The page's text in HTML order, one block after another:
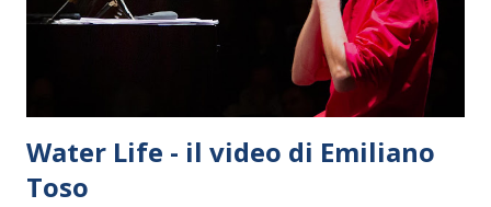
Water Life - il video di Emiliano
Toso